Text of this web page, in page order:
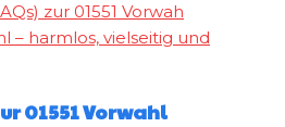
zur 01551 Vorwah
– harmlos, vielseitig und
01551 Vorwahl